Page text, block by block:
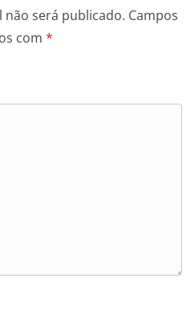
não será publicado. Campos
com *